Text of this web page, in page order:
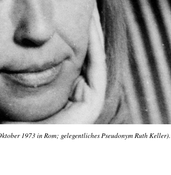
1973 in Rom; gelegentliches Pseudonym Ruth Keller).